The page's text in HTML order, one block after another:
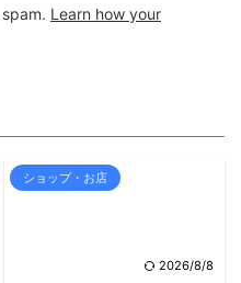
Learn how your
ショップ・お店
2026/8/8